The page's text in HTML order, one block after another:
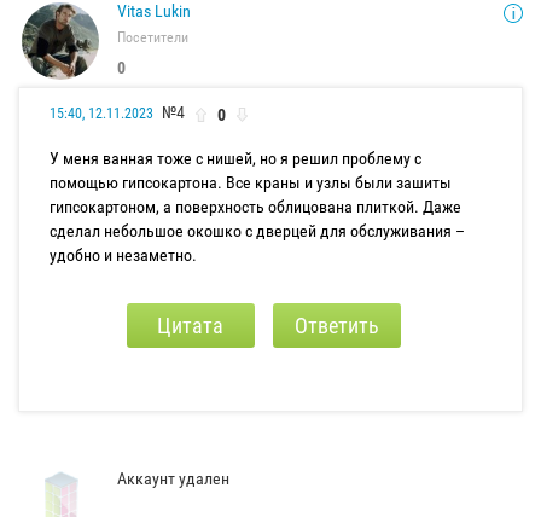
Vitas Lukin
Посетители
0
15:40, 12.11.2023 №4 0
У меня ванная тоже с нишей, но я решил проблему с
помощью гипсокартона. Все краны и узлы были зашиты
гипсокартоном, а поверхность облицована плиткой. Даже
сделал небольшое окошко с дверцей для обслуживания –
удобно и незаметно.
Цитата Ответить
Аккаунт удален